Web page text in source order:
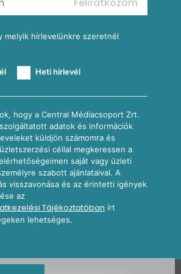
melyik hírlevelünkre szeretnél
Heti hírlevél
hogy a Central Médiacsoport Zrt.
adatok és információk
küldjön számomra és
céllal megkeressen a
saját vagy üzleti
szabott ajánlataival. A
visszavonása és az érintetti igények
az
Tájékoztatóban írt
lehetséges.